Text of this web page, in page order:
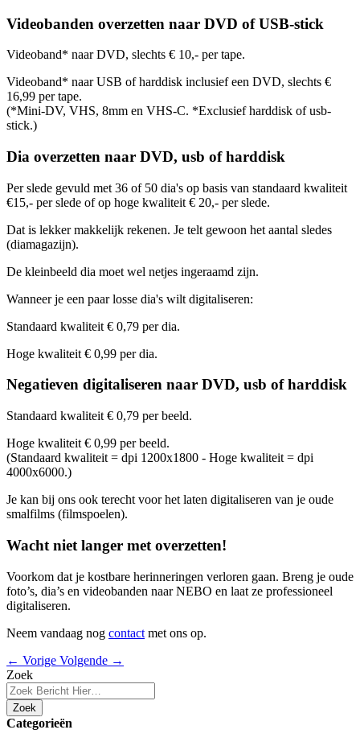
Videobanden overzetten naar DVD of USB-stick
Videoband* naar DVD, slechts € 10,- per tape.
Videoband* naar USB of harddisk inclusief een DVD, slechts €
16,99 per tape.
(*Mini-DV, VHS, 8mm en VHS-C. *Exclusief harddisk of usb-
stick.)
Dia overzetten naar DVD, usb of harddisk
Per slede gevuld met 36 of 50 dia's op basis van standaard kwaliteit
€15,- per slede of op hoge kwaliteit € 20,- per slede.
Dat is lekker makkelijk rekenen. Je telt gewoon het aantal sledes
(diamagazijn).
De kleinbeeld dia moet wel netjes ingeraamd zijn.
Wanneer je een paar losse dia's wilt digitaliseren:
Standaard kwaliteit € 0,79 per dia.
Hoge kwaliteit € 0,99 per dia.
Negatieven digitaliseren naar DVD, usb of harddisk
Standaard kwaliteit € 0,79 per beeld.
Hoge kwaliteit € 0,99 per beeld.
(Standaard kwaliteit = dpi 1200x1800 - Hoge kwaliteit = dpi
4000x6000.)
Je kan bij ons ook terecht voor het laten digitaliseren van je oude
smalfilms (filmspoelen).
Wacht niet langer met overzetten!
Voorkom dat je kostbare herinneringen verloren gaan. Breng je oude
foto’s, dia’s en videobanden naar NEBO en laat ze professioneel
digitaliseren.
Neem vandaag nog contact met ons op.
← Vorige Volgende →
Zoek
Zoek
Categorieën